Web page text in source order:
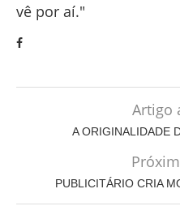
vê por aí."
Artigo
A ORIGINALIDADE
PUBLICITÁRIO CRIA